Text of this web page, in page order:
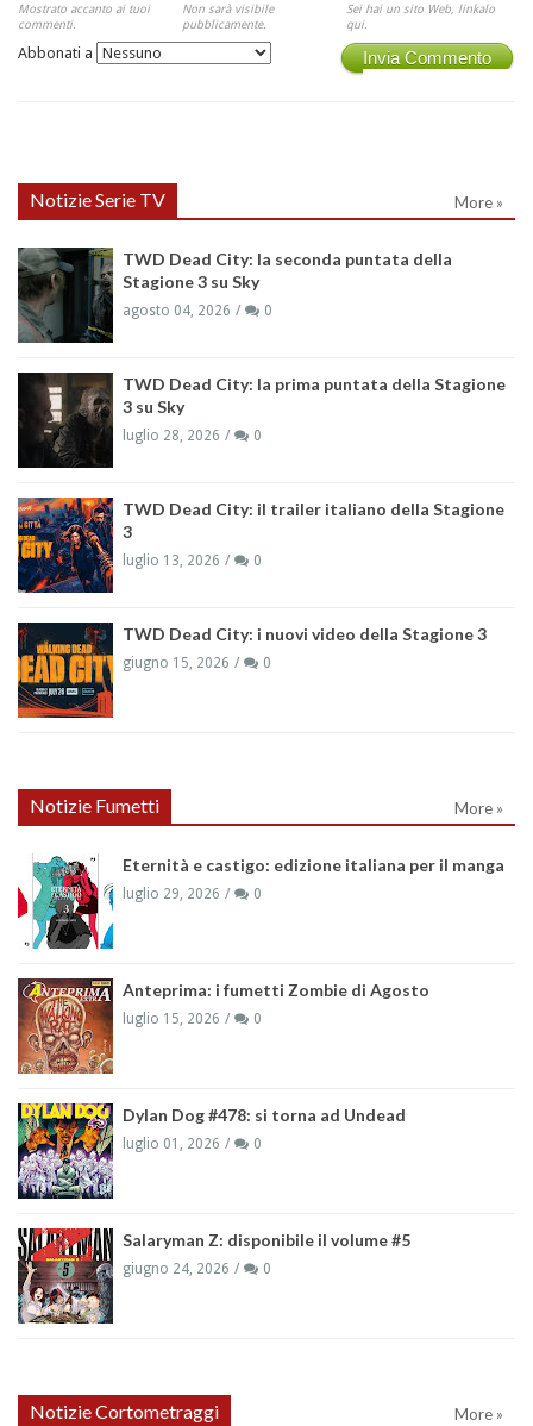
Mostrato accanto ai tuoi
commenti.
Non sarà visibile
pubblicamente.
Sei hai un sito Web, linkalo
qui.
Invia Commento
Abbonati a
Notizie Serie TV More »
TWD Dead City: la seconda puntata della
Stagione 3 su Sky
agosto 04, 2026 0
TWD Dead City: la prima puntata della Stagione
3 su Sky
luglio 28, 2026 0
TWD Dead City: il trailer italiano della Stagione
3
luglio 13, 2026 0
TWD Dead City: i nuovi video della Stagione 3
giugno 15, 2026 0
Notizie Fumetti More »
Eternità e castigo: edizione italiana per il manga
luglio 29, 2026 0
Anteprima: i fumetti Zombie di Agosto
luglio 15, 2026 0
Dylan Dog #478: si torna ad Undead
luglio 01, 2026 0
Salaryman Z: disponibile il volume #5
giugno 24, 2026 0
Notizie Cortometraggi More »